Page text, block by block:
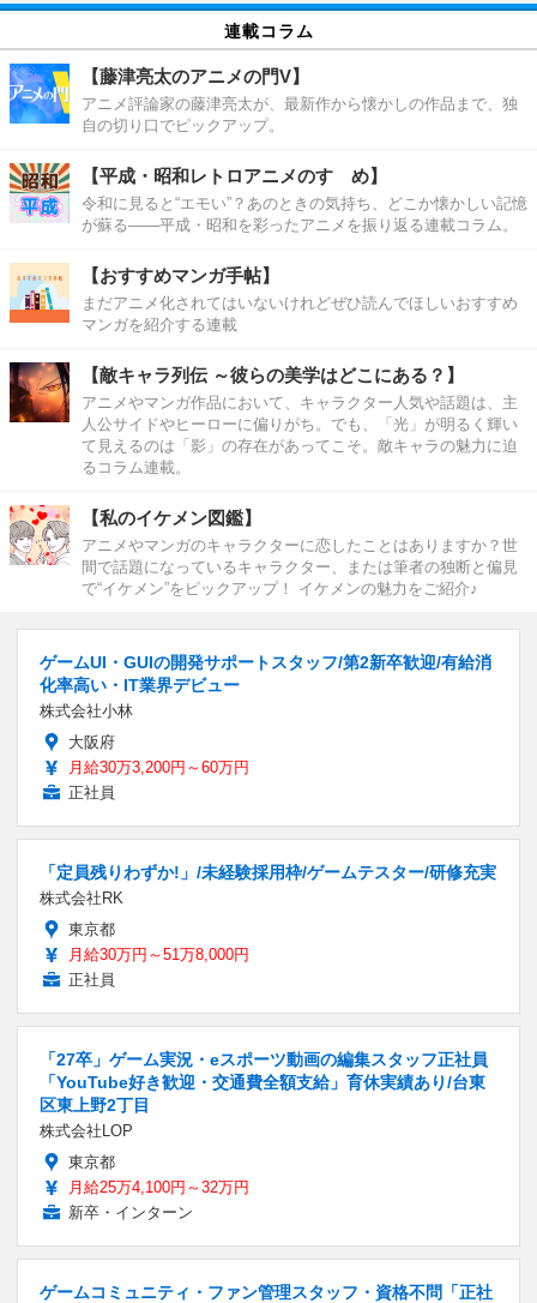
連載コラム
【藤津亮太のアニメの門V】
アニメ評論家の藤津亮太が、最新作から懐かしの作品まで、独
自の切り口でピックアップ。
【平成・昭和レトロアニメのすゝめ】
令和に見ると“エモい”？あのときの気持ち、どこか懐かしい記憶
が蘇る――平成・昭和を彩ったアニメを振り返る連載コラム。
【おすすめマンガ手帖】
まだアニメ化されてはいないけれどぜひ読んでほしいおすすめ
マンガを紹介する連載
【敵キャラ列伝 ～彼らの美学はどこにある？】
アニメやマンガ作品において、キャラクター人気や話題は、主
人公サイドやヒーローに偏りがち。でも、「光」が明るく輝い
て見えるのは「影」の存在があってこそ。敵キャラの魅力に迫
るコラム連載。
【私のイケメン図鑑】
アニメやマンガのキャラクターに恋したことはありますか？世
間で話題になっているキャラクター、または筆者の独断と偏見
で“イケメン”をピックアップ！ イケメンの魅力をご紹介♪
ゲームUI・GUIの開発サポートスタッフ/第2新卒歓迎/有給消
化率高い・IT業界デビュー
株式会社小林
大阪府
月給30万3,200円～60万円
正社員
「定員残りわずか!」/未経験採用枠/ゲームテスター/研修充実
株式会社RK
東京都
月給30万円～51万8,000円
正社員
「27卒」ゲーム実況・eスポーツ動画の編集スタッフ正社員
「YouTube好き歓迎・交通費全額支給」育休実績あり/台東
区東上野2丁目
株式会社LOP
東京都
月給25万4,100円～32万円
新卒・インターン
ゲームコミュニティ・ファン管理スタッフ・資格不問「正社